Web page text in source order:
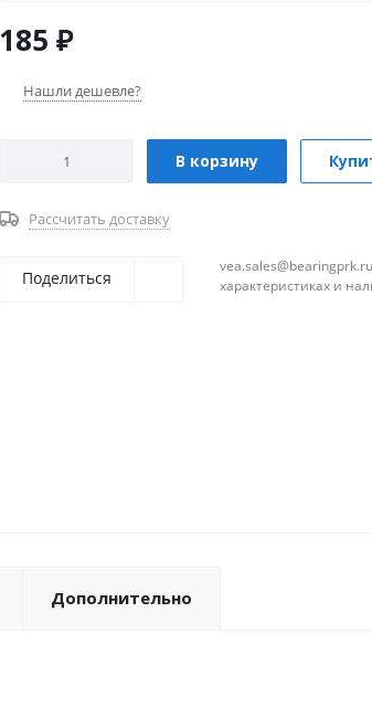
185 ₽
Нашли дешевле?
В корзину
Рассчитать доставку
Поделиться
характеристиках и
Дополнительно